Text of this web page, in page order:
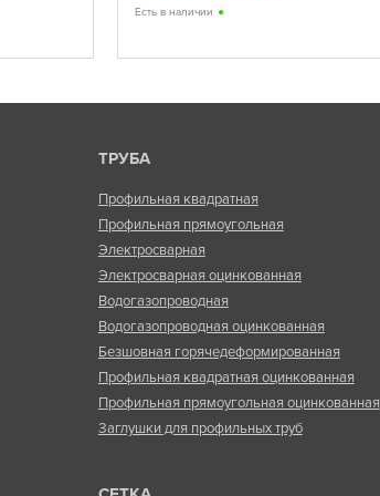
Есть в наличии
ТРУБА
Профильная квадратная
Профильная прямоугольная
Электросварная
Электросварная оцинкованная
Водогазопроводная
Водогазопроводная оцинкованная
Безшовная горячедеформированная
Профильная квадратная оцинкованная
Профильная прямоугольная оцинкованная
Заглушки для профильных труб